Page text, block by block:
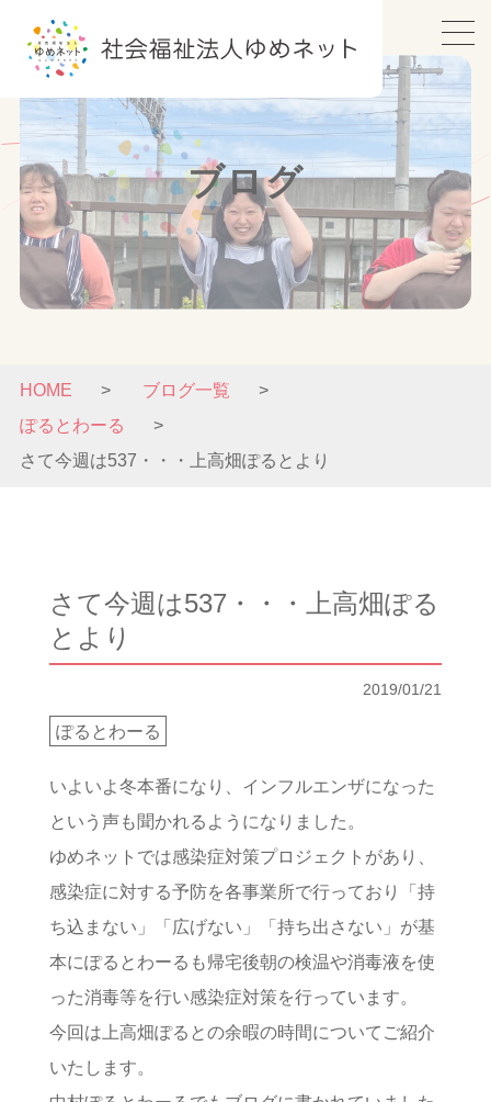
ブログ
HOME
ブログ一覧
ぽるとわーる
さて今週は537・・・上高畑ぽるとより
さて今週は537・・・上高畑ぽる
とより
ぽるとわーる
2019/01/21
いよいよ冬本番になり、インフルエンザになった
という声も聞かれるようになりました。
ゆめネットでは感染症対策プロジェクトがあり、
感染症に対する予防を各事業所で行っており「持
ち込まない」「広げない」「持ち出さない」が基
本にぽるとわーるも帰宅後朝の検温や消毒液を使
った消毒等を行い感染症対策を行っています。
今回は上高畑ぽるとの余暇の時間についてご紹介
いたします。